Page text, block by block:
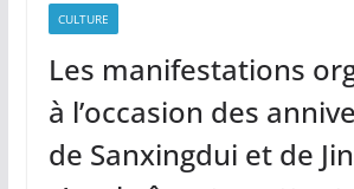
CULTURE
Les manifestations
à l’occasion des
de Sanxingdui et de